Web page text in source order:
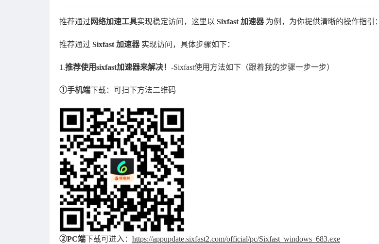
推荐通过 网络加速工具实现稳定访问，这里以 Sixfast 加速器​ 为例，为你提供清晰的操作指引：
推荐通过 Sixfast 加速器​ 实现访问，具体步骤如下：
1.推荐使用sixfast加速器来解决！-Sixfast使用方法如下（跟着我的步骤一步一步）
①手机端下载：可扫下方法二维码
②PC端下载可进入： https://appupdate.sixfast2.com/official/pc/Sixfast_windows_683.exe